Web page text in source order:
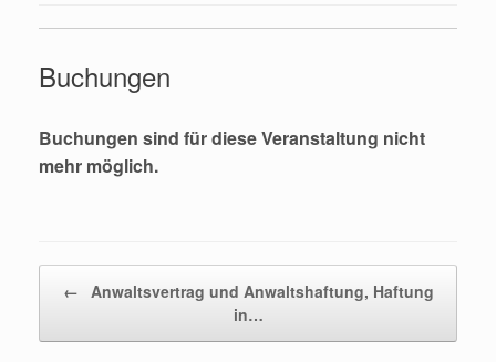
Buchungen
Buchungen sind für diese Veranstaltung nicht
mehr möglich.
← Anwaltsvertrag und Anwaltshaftung, Haftung
in…